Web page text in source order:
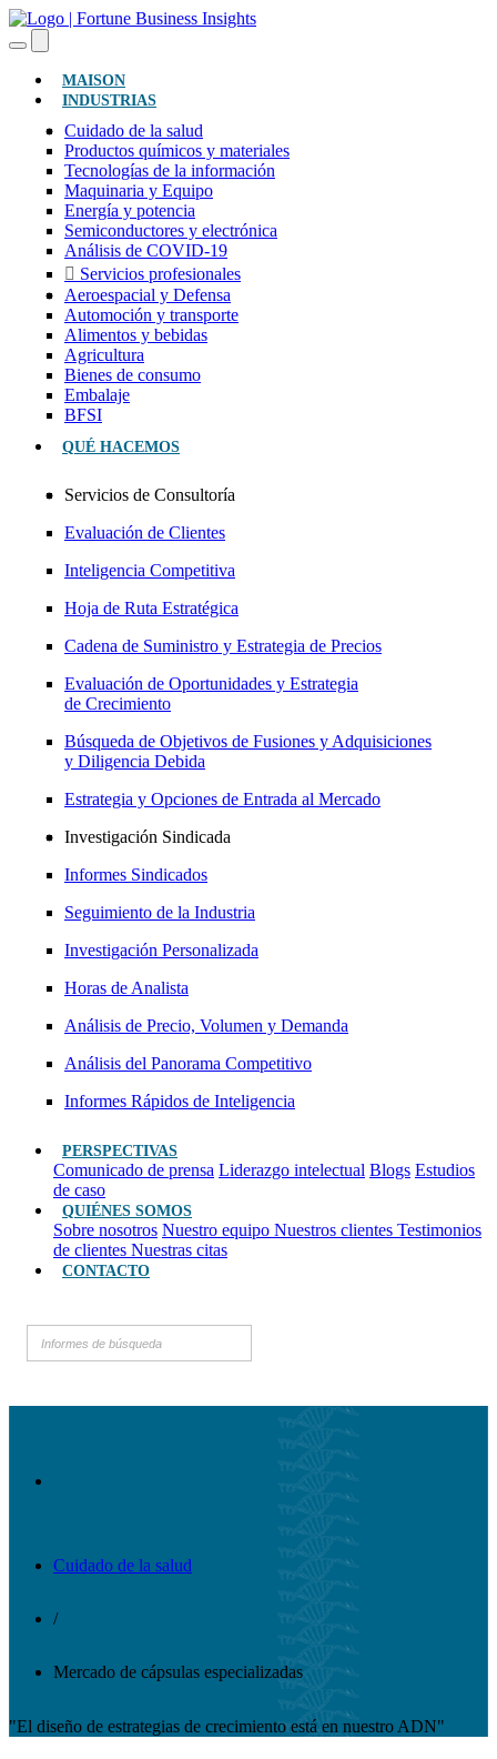
MAISON(ACTUAL)
INDUSTRIAS
Cuidado de la salud
Productos químicos y materiales
Tecnologías de la información
Maquinaria y Equipo
Energía y potencia
Semiconductores y electrónica
Análisis de COVID-19
Servicios profesionales
Aeroespacial y Defensa
Automoción y transporte
Alimentos y bebidas
Agricultura
Bienes de consumo
Embalaje
BFSI
QUÉ HACEMOS
Servicios de Consultoría
Evaluación de Clientes
Inteligencia Competitiva
Hoja de Ruta Estratégica
Cadena de Suministro y Estrategia de Precios
Evaluación de Oportunidades y Estrategia
de Crecimiento
Búsqueda de Objetivos de Fusiones y Adquisiciones
y Diligencia Debida
Estrategia y Opciones de Entrada al Mercado
Investigación Sindicada
Informes Sindicados
Seguimiento de la Industria
Investigación Personalizada
Horas de Analista
Análisis de Precio, Volumen y Demanda
Análisis del Panorama Competitivo
Informes Rápidos de Inteligencia
PERSPECTIVAS
Comunicado de prensa Liderazgo intelectual Blogs Estudios
de caso
QUIÉNES SOMOS
Sobre nosotros Nuestro equipo Nuestros clientes Testimonios
de clientes Nuestras citas
CONTACTO
Cuidado de la salud
/
Mercado de cápsulas especializadas
"El diseño de estrategias de crecimiento está en nuestro ADN"